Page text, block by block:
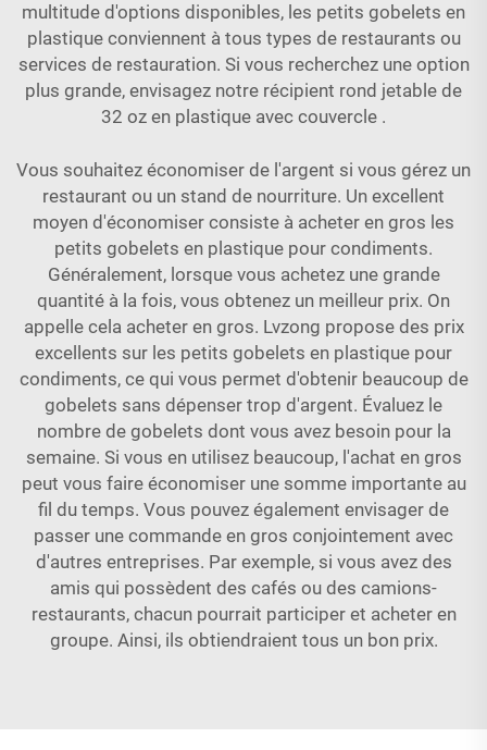
multitude d'options disponibles, les petits gobelets en
plastique conviennent à tous types de restaurants ou
services de restauration. Si vous recherchez une option
plus grande, envisagez notre récipient rond jetable de
32 oz en plastique avec couvercle .
Vous souhaitez économiser de l'argent si vous gérez un
restaurant ou un stand de nourriture. Un excellent
moyen d'économiser consiste à acheter en gros les
petits gobelets en plastique pour condiments.
Généralement, lorsque vous achetez une grande
quantité à la fois, vous obtenez un meilleur prix. On
appelle cela acheter en gros. Lvzong propose des prix
excellents sur les petits gobelets en plastique pour
condiments, ce qui vous permet d'obtenir beaucoup de
gobelets sans dépenser trop d'argent. Évaluez le
nombre de gobelets dont vous avez besoin pour la
semaine. Si vous en utilisez beaucoup, l'achat en gros
peut vous faire économiser une somme importante au
fil du temps. Vous pouvez également envisager de
passer une commande en gros conjointement avec
d'autres entreprises. Par exemple, si vous avez des
amis qui possèdent des cafés ou des camions-
restaurants, chacun pourrait participer et acheter en
groupe. Ainsi, ils obtiendraient tous un bon prix.